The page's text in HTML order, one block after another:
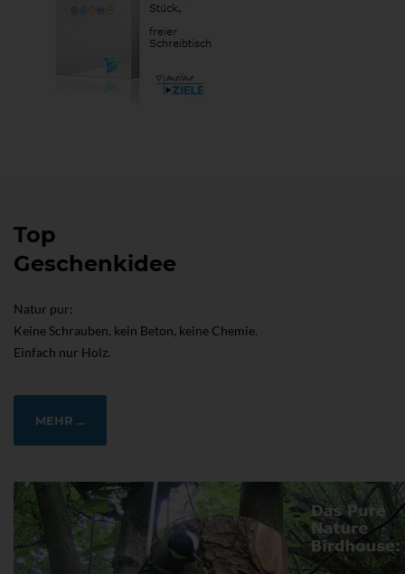
Top
Geschenkidee
Natur pur:
Keine Schrauben, kein Beton, keine Chemie.
Einfach nur Holz.
MEHR ...